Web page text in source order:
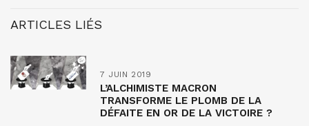
ARTICLES LIÉS
7 JUIN 2019
L’ALCHIMISTE MACRON
TRANSFORME LE PLOMB DE LA
DÉFAITE EN OR DE LA VICTOIRE ?